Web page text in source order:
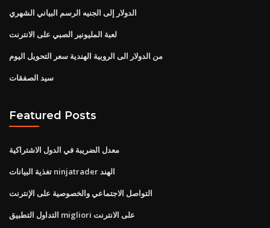
الدولار إلى الجنيه الرسم البياني الشهري
لعبة المليونير الصبي على الانترنت
من الدولار الى الروبية الهندية سعر التحويل اليوم
سيد الصفقات
Featured Posts
معدل الضريبة في الدول الاشتراكية
تغذية البيانات ninjatrader الهند
التواصل الاجتماعي والخصوصية على الإنترنت
التداول التطبيق migliori على الانترنت